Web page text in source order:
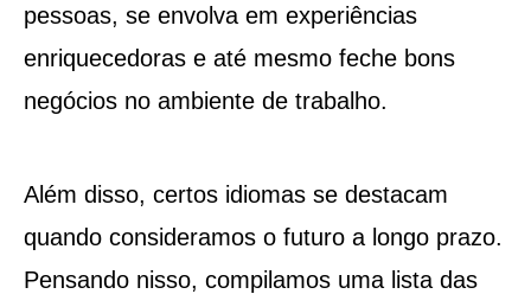
pessoas, se envolva em experiências
enriquecedoras e até mesmo feche bons
negócios no ambiente de trabalho.
Além disso, certos idiomas se destacam
quando consideramos o futuro a longo prazo.
Pensando nisso, compilamos uma lista das